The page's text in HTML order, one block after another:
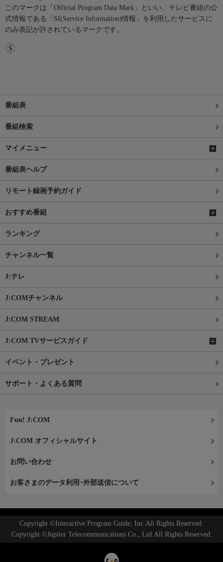
このマークは「Official Program Data Mark」といい、テレビ番組の公
式情報である「SI(Service Information)情報」を利用したサービスに
のみ表記が許されているマークです。
番組表
番組検索
マイメニュー
番組表ヘルプ
リモート録画予約ガイド
おすすめ番組
ランキング
チャンネル一覧
J:テレ
J:COMチャンネル
J:COM STREAM
J:COM TVサービスガイド
イベント・プレゼント
サポート・よくある質問
Fun! J:COM
J:COM オフィシャルサイト
お問い合わせ
お客さまのデータ利用･外部送信について
Copyright ©Interactive Program Guide, Inc.All Rights Reserved.
Copyright ©Jupiter Telecommunications Co., Ltd.All Rights Reserved.